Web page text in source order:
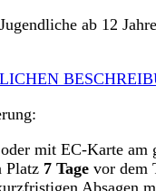
ab 12
mit EC-Karte am
Platz 7 Tage vor dem